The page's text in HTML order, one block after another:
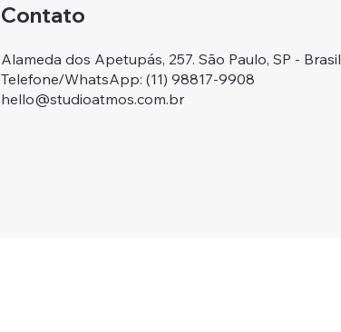
Contato
Alameda dos Apetupás, 257. São Paulo, SP - Brasil
Telefone/WhatsApp: ‭(11) 98817-9908
hello@studioatmos.com.br